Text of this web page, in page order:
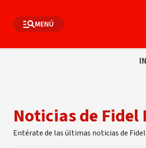
MENÚ
Noticias de Fidel
Entérate de las últimas noticias de